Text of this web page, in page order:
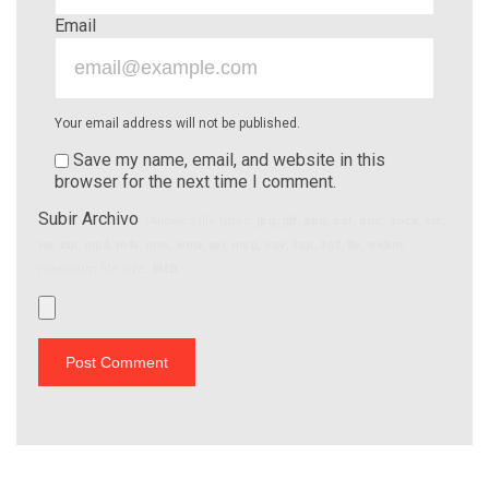
Email
Your email address will not be published.
Save my name, email, and website in this
browser for the next time I comment.
Subir Archivo